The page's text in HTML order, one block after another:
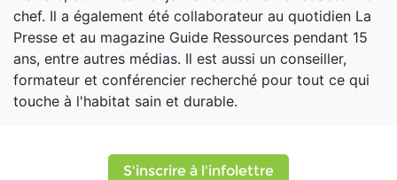
chef. Il a également été collaborateur au quotidien La
Presse et au magazine Guide Ressources pendant 15
ans, entre autres médias. Il est aussi un conseiller,
formateur et conférencier recherché pour tout ce qui
touche à l'habitat sain et durable.
S'inscrire à l'infolettre